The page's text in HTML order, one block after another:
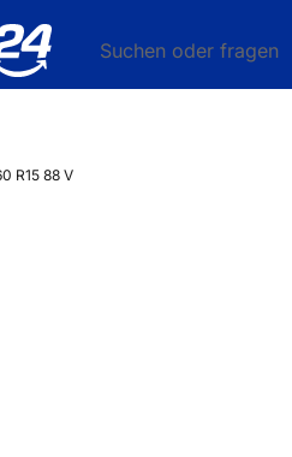
Suchen oder fragen
R15 88 V